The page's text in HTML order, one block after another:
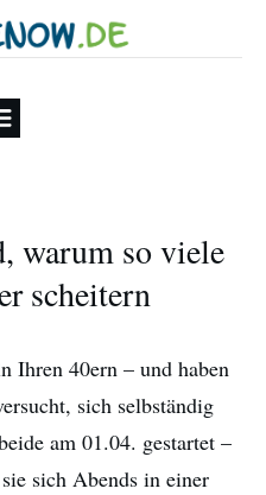
warum so viele
scheitern
Ihren 40ern – und haben
sich selbständig
am 01.04. gestartet –
sich Abends in einer